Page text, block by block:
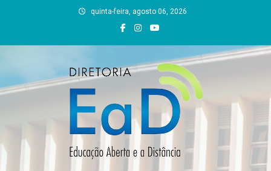
quinta-feira, agosto 06, 2026